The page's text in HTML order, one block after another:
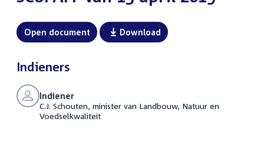
Open document Download
Indieners
Indiener
C.J. Schouten, minister van Landbouw, Natuur en
Voedselkwaliteit